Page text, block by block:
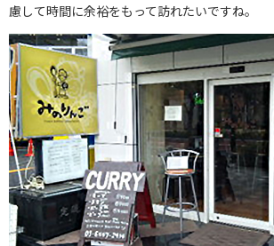
慮して時間に余裕をもって訪れたいですね。